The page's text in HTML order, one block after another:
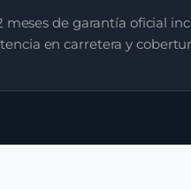
meses de garantía oficial
en carretera y